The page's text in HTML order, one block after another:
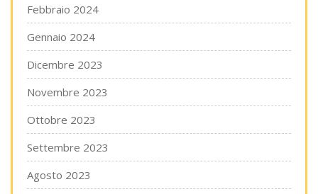
Febbraio 2024
Gennaio 2024
Dicembre 2023
Novembre 2023
Ottobre 2023
Settembre 2023
Agosto 2023